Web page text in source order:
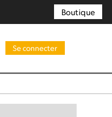
Boutique
Se connecter